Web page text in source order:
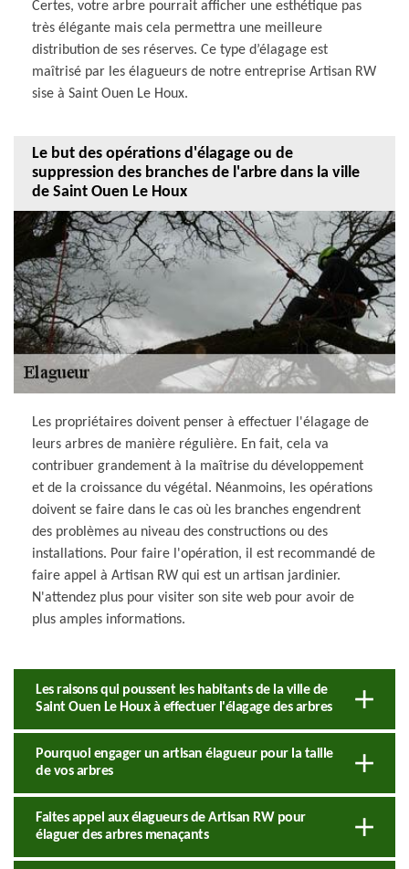
Certes, votre arbre pourrait afficher une esthétique pas
très élégante mais cela permettra une meilleure
distribution de ses réserves. Ce type d’élagage est
maîtrisé par les élagueurs de notre entreprise Artisan RW
sise à Saint Ouen Le Houx.
Le but des opérations d'élagage ou de
suppression des branches de l'arbre dans la ville
de Saint Ouen Le Houx
Les propriétaires doivent penser à effectuer l'élagage de
leurs arbres de manière régulière. En fait, cela va
contribuer grandement à la maîtrise du développement
et de la croissance du végétal. Néanmoins, les opérations
doivent se faire dans le cas où les branches engendrent
des problèmes au niveau des constructions ou des
installations. Pour faire l'opération, il est recommandé de
faire appel à Artisan RW qui est un artisan jardinier.
N'attendez plus pour visiter son site web pour avoir de
plus amples informations.
Les raisons qui poussent les habitants de la ville de
Saint Ouen Le Houx à effectuer l'élagage des arbres
Pourquoi engager un artisan élagueur pour la taille
de vos arbres
Faites appel aux élagueurs de Artisan RW pour
élaguer des arbres menaçants